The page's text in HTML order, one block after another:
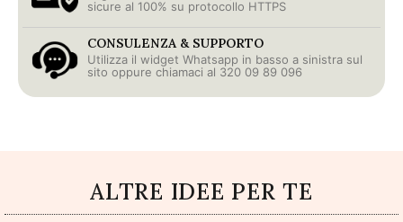
sicure al 100% su protocollo HTTPS
CONSULENZA & SUPPORTO
Utilizza il widget Whatsapp in basso a sinistra sul
sito oppure chiamaci al 320 09 89 096
ALTRE IDEE PER TE